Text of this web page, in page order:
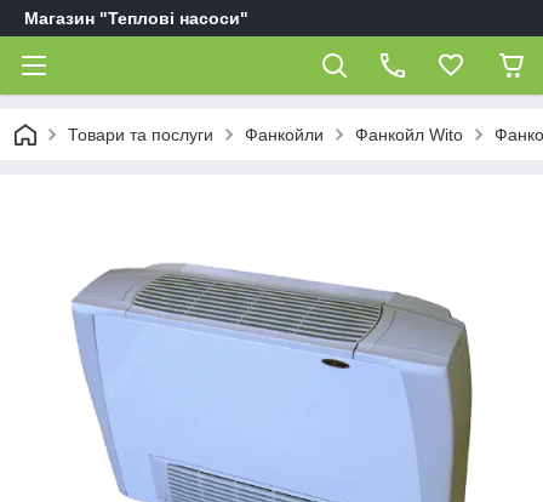
Магазин "Теплові насоси"
Товари та послуги Фанкойли Фанкойл Wito